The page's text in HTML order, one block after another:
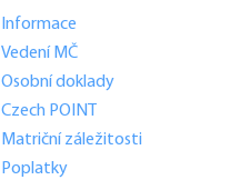
Informace
Vedení MČ
Osobní doklady
Czech POINT
Matriční záležitosti
Poplatky